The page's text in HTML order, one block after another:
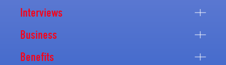
Interviews
Business
Benefits